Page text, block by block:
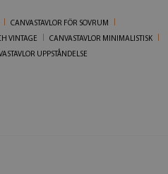
CANVASTAVLOR FÖR SOVRUM
VINTAGE
CANVASTAVLOR MINIMALISTISK
UPPSTÅNDELSE